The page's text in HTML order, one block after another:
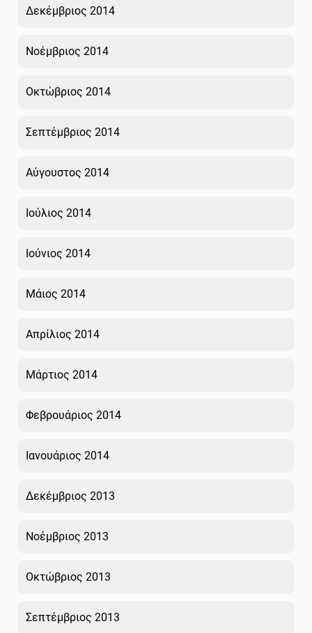
Δεκέμβριος 2014
Νοέμβριος 2014
Οκτώβριος 2014
Σεπτέμβριος 2014
Αύγουστος 2014
Ιούλιος 2014
Ιούνιος 2014
Μάιος 2014
Απρίλιος 2014
Μάρτιος 2014
Φεβρουάριος 2014
Ιανουάριος 2014
Δεκέμβριος 2013
Νοέμβριος 2013
Οκτώβριος 2013
Σεπτέμβριος 2013